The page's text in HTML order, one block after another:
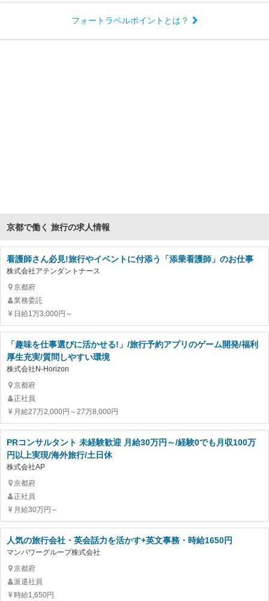
フォートラベルポイントとは？
京都で働く 旅行の求人情報
看護師さん必見!旅行やイベントに付添う「添乗看護師」のお仕事
株式会社アテンダントナース
京都府
業務委託
日給1万3,000円～
「趣味を仕事選びに活かせる!」/旅行予約アプリのゲーム開発/福利
厚生充実/質問しやすい環境
株式会社N-Horizon
京都府
正社員
月給27万2,000円～27万8,000円
PRコンサルタント 未経験歓迎 月給30万円～/経験0でも月収100万
円以上実現/海外旅行/土日休
株式会社AP
京都府
正社員
月給30万円～
人気の旅行会社・英会話力を活かす+英文事務・時給1650円
マンパワーグループ株式会社
京都府
派遣社員
時給1,650円